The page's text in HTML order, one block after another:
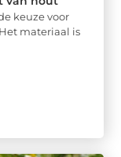
keuze voor
materiaal is